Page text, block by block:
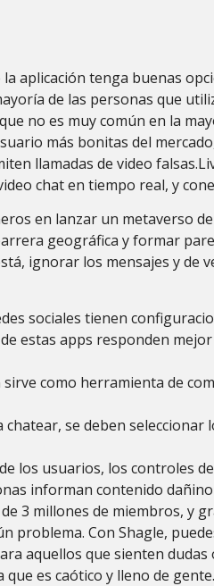
aplicación tenga buenas
de las personas que
no es muy común en la
más bonitas del
llamadas de video
chat en tiempo real, y
en lanzar un metaverso
geográfica y formar
ignorar los mensajes y de
sociales tienen
estas apps responden
como herramienta de
se deben
los usuarios, los controles
informan contenido
3 millones de miembros, y
problema. Con Shagle,
aquellos que sienten
es caótico y lleno de gente.